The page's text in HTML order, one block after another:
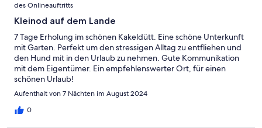
des Onlineauftritts
Kleinod auf dem Lande
7 Tage Erholung im schönen Kakeldütt. Eine schöne Unterkunft
mit Garten. Perfekt um den stressigen Alltag zu entfliehen und
den Hund mit in den Urlaub zu nehmen. Gute Kommunikation
mit dem Eigentümer. Ein empfehlenswerter Ort, für einen
schönen Urlaub!
Aufenthalt von 7 Nächten im August 2024
0